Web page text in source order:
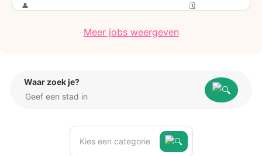
Meer jobs weergeven
Waar zoek je?
Kies een categorie